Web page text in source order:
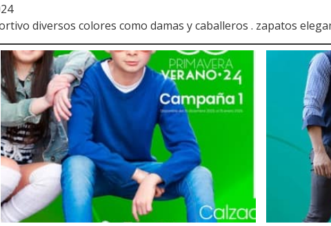
diversos colores como damas y caballeros . zapatos